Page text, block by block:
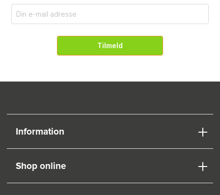
Tilmeld
Information
Shop online